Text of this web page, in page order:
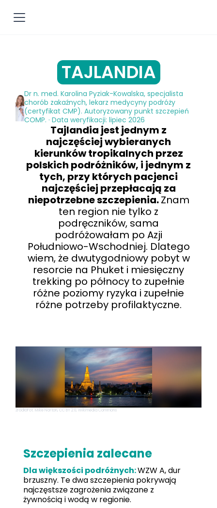
TAJLANDIA
Dr n. med. Karolina Pyziak-Kowalska, specjalista
chorób zakaźnych, lekarz medycyny podróży
(certyfikat CMP). Autoryzowany punkt szczepień
COMP. · Data weryfikacji: lipiec 2026
Tajlandia jest jednym z
najczęściej wybieranych
kierunków tropikalnych przez
polskich podróżników, i jednym z
tych, przy których pacjenci
najczęściej przepłacają za
niepotrzebne szczepienia.Znam
ten region nie tylko z
podręczników, sama
podróżowałam po Azji
Południowo-Wschodniej. Dlatego
wiem, że dwutygodniowy pobyt w
resorcie na Phuket i miesięczny
trekking po północy to zupełnie
różne poziomy ryzyka i zupełnie
różne potrzeby profilaktyczne.
ŹródłoFot. Mike Norton, CC BY 2.0, Wikimedia Commons
Szczepienia zalecane
Dla większości podróżnych:WZW A, dur
brzuszny. Te dwa szczepienia pokrywają
najczęstsze zagrożenia związane z
żywnością i wodą w regionie.